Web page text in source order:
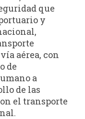
que
y
aérea, con
de
a
de las
el transporte